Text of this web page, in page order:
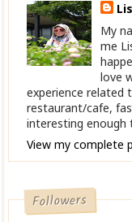
My
me
love
experience related
restaurant/cafe,
interesting enough
View my complete
Followers